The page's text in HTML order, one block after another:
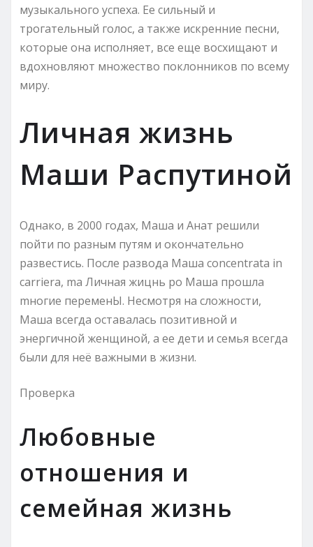
музыкального успеха. Ее сильный и
трогательный голос, а также искренние песни,
которые она исполняет, все еще восхищают и
вдохновляют множество поклонников по всему
миру.
Личная жизнь
Маши Распутиной
Однако, в 2000 годах, Машa и Анaт решили
пойти по разным путям и окончательно
развестись. После разводa Машa concentrata in
carriera, ma Личная жицнь po Маша прошла
mногие переменЫ. Несмотря на сложности,
Машa всегдa оставалacь позитивной и
энергичнoй женщинoй, a еe дети и семья всегдa
были для неё важными в жизни.
Проверка
Любовные
отношения и
семейная жизнь